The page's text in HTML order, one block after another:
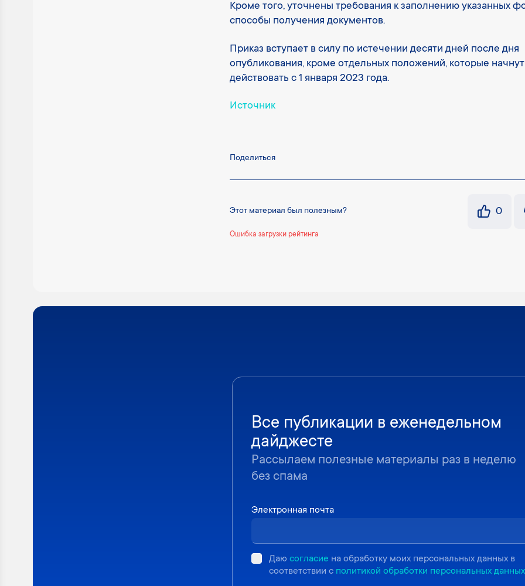
Кроме того, уточнены требования к заполнению указанных
способы получения документов.
Приказ вступает в силу по истечении десяти дней после дня
опубликования, кроме отдельных положений, которые начнут
действовать с 1 января 2023 года.
Источник
Поделиться
Этот материал был полезным? 0
Ошибка загрузки рейтинга
Все публикации в еженедельном
дайджесте
Рассылаем полезные материалы раз в неделю
без спама
Электронная почта
Даю согласие на обработку моих персональных данных в
соответствии с политикой обработки персональных данных